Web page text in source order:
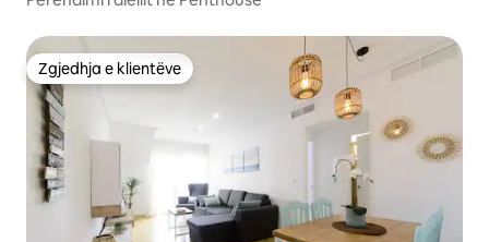
Zgjedhja e klientëve
Zgjedhja e klientëve